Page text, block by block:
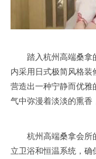
踏入杭州高端桑拿的
内采用日式极简风格装
营造出一种宁静而优雅
气中弥漫着淡淡的熏香
杭州高端桑拿会所的
立卫浴和恒温系统，